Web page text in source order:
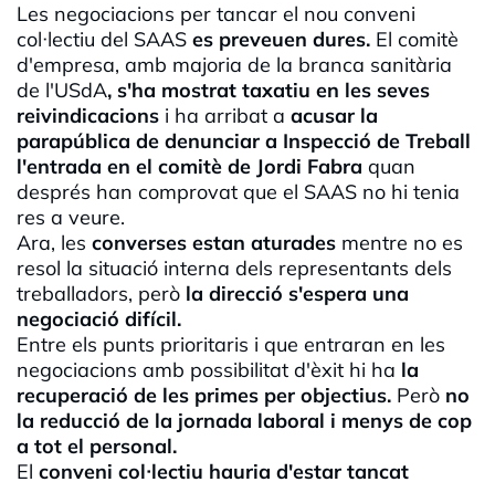
Les negociacions per tancar el nou conveni
col·lectiu del SAAS es preveuen dures. El comitè
d'empresa, amb majoria de la branca sanitària
de l'USdA, s'ha mostrat taxatiu en les seves
reivindicacions i ha arribat a acusar la
parapública de denunciar a Inspecció de Treball
l'entrada en el comitè de Jordi Fabra quan
després han comprovat que el SAAS no hi tenia
res a veure.
Ara, les converses estan aturades mentre no es
resol la situació interna dels representants dels
treballadors, però la direcció s'espera una
negociació difícil.
Entre els punts prioritaris i que entraran en les
negociacions amb possibilitat d'èxit hi ha la
recuperació de les primes per objectius. Però no
la reducció de la jornada laboral i menys de cop
a tot el personal.
El conveni col·lectiu hauria d'estar tancat